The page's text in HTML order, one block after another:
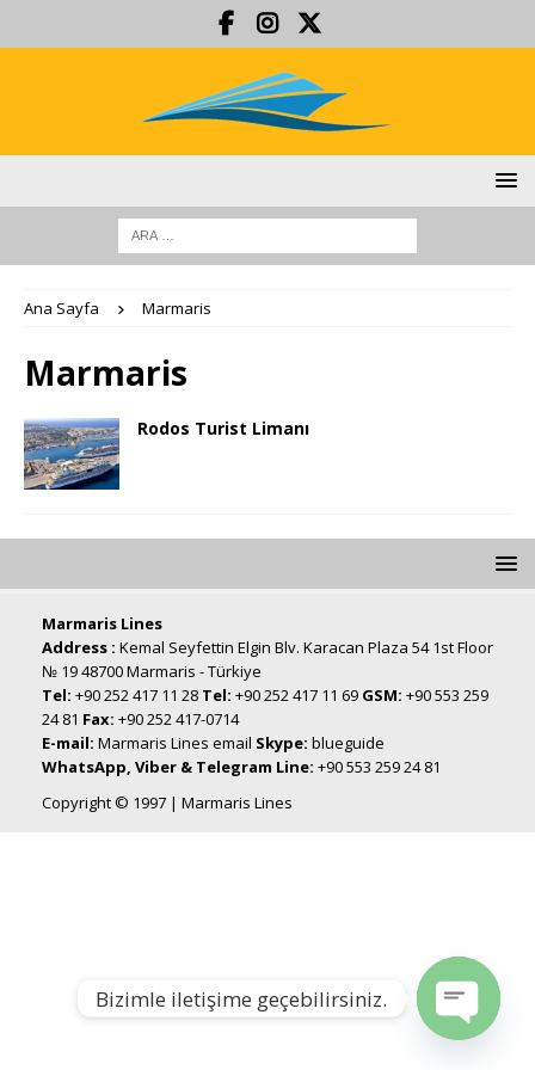
Ana Sayfa Marmaris
Marmaris
Rodos Turist Limanı
Marmaris Lines
Address : Kemal Seyfettin Elgin Blv. Karacan Plaza 54 1st Floor
№ 19 48700 Marmaris - Türkiye
Tel: +90 252 417 11 28 Tel: +90 252 417 11 69 GSM: +90 553 259
24 81 Fax: +90 252 417-0714
E-mail: Marmaris Lines email Skype: blueguide
WhatsApp, Viber & Telegram Line: +90 553 259 24 81
Copyright © 1997 | Marmaris Lines
Bizimle iletişime geçebilirsiniz.